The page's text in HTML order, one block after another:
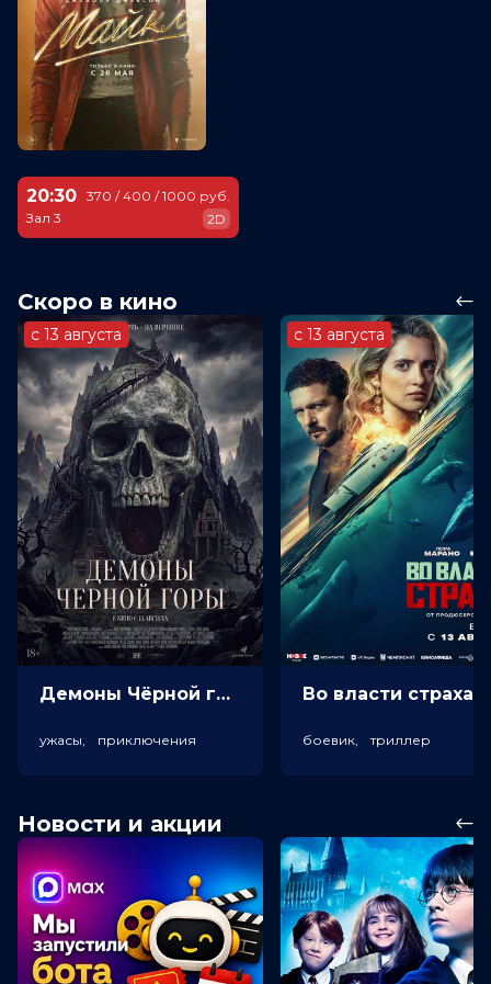
20:30
Зал 3
370 / 400 / 1000 руб.
2D
Скоро в кино
с 13 августа
Демоны Чёрной горы (18+)
ужасы, приключения
с 13 августа
боевик, триллер
Новости и акции